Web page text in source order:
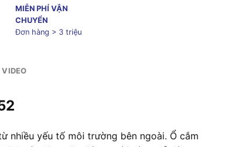
MIỄN PHÍ VẬN
CHUYỂN
Đơn hàng > 3 triệu
VIDEO
nhiều yếu tố môi trường bên ngoài. Ổ cắm